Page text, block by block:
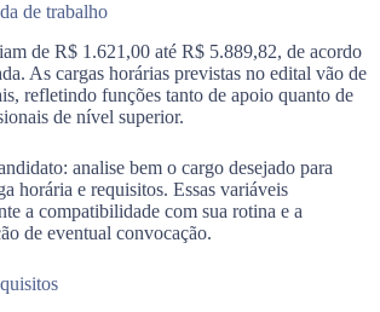
de trabalho
de R$ 1.621,00 até R$ 5.889,82, de acordo
As cargas horárias previstas no edital vão de
refletindo funções tanto de apoio quanto de
de nível superior.
analise bem o cargo desejado para
horária e requisitos. Essas variáveis
a compatibilidade com sua rotina e a
de eventual convocação.